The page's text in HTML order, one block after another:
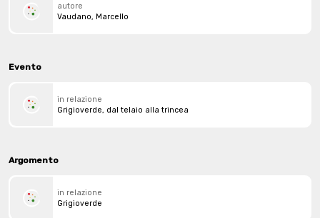
autore
Vaudano, Marcello
Evento
in relazione
Grigioverde, dal telaio alla trincea
Argomento
in relazione
Grigioverde